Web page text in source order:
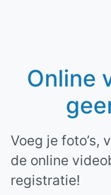
Online
Voeg je foto’s,
de online
registratie!